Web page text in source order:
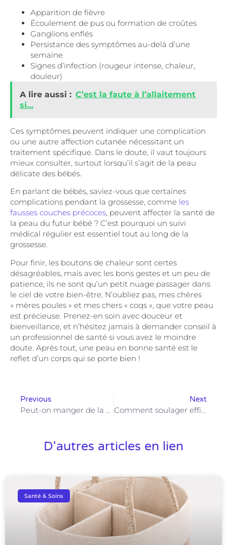
Apparition de fièvre
Écoulement de pus ou formation de croûtes
Ganglions enflés
Persistance des symptômes au-delà d’une
semaine
Signes d’infection (rougeur intense, chaleur,
douleur)
A lire aussi : C’est la faute à l’allaitement
si…
Ces symptômes peuvent indiquer une complication
ou une autre affection cutanée nécessitant un
traitement spécifique. Dans le doute, il vaut toujours
mieux consulter, surtout lorsqu’il s’agit de la peau
délicate des bébés.
En parlant de bébés, saviez-vous que certaines
complications pendant la grossesse, comme les
fausses couches précoces, peuvent affecter la santé de
la peau du futur bébé ? C’est pourquoi un suivi
médical régulier est essentiel tout au long de la
grossesse.
Pour finir, les boutons de chaleur sont certes
désagréables, mais avec les bons gestes et un peu de
patience, ils ne sont qu’un petit nuage passager dans
le ciel de votre bien-être. N’oubliez pas, mes chères
« mères poules » et mes chers « coqs », que votre peau
est précieuse. Prenez-en soin avec douceur et
bienveillance, et n’hésitez jamais à demander conseil à
un professionnel de santé si vous avez le moindre
doute. Après tout, une peau en bonne santé est le
reflet d’un corps qui se porte bien !
Previous
Peut-on manger de la mozzarella pendant la grossesse ?
Next
Comment soulager efficacement les coliques des bébés : 5 remèdes naturels à essayer
D'autres articles en lien
Santé & Soins